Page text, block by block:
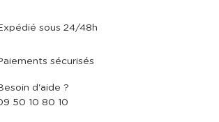
sous 24/48h
sécurisés
d'aide ?
50 10 80 10